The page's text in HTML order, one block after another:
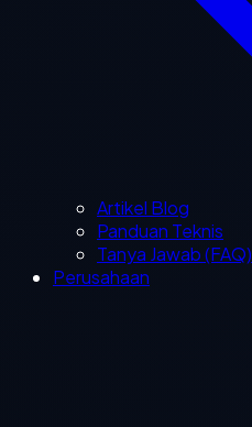
Artikel Blog
Panduan Teknis
Tanya Jawab (FAQ)
Perusahaan